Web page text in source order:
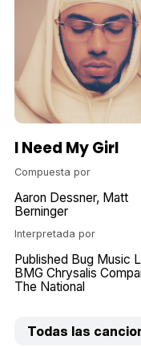
I Need My Girl
Compuesta por
Aaron Dessner Matt
Berninger
Interpretada por
Published Bug Music
BMG Chrysalis
The National
Todas las